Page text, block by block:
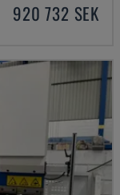
920 732 SEK